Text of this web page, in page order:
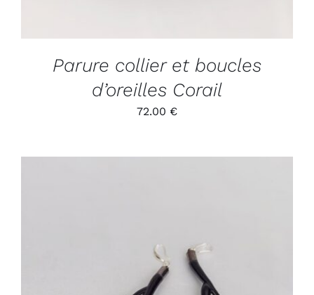
Parure collier et boucles
d’oreilles Corail
72.00 €
ADD TO CART